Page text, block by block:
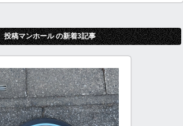
投稿マンホール の新着3記事